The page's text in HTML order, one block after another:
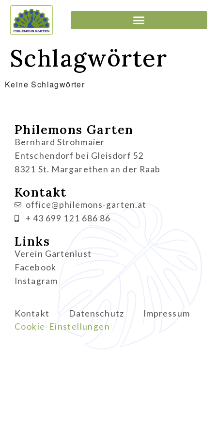
Schlagwörter
Keine Schlagwörter
Philemons Garten
Bernhard Strohmaier
Entschendorf bei Gleisdorf 52
8321 St. Margarethen an der Raab
Kontakt
office@philemons-garten.at
+ 43 699 121 686 86
Links
Verein Gartenlust
Facebook
Instagram
Kontakt Datenschutz
Impressum
Cookie-Einstellungen